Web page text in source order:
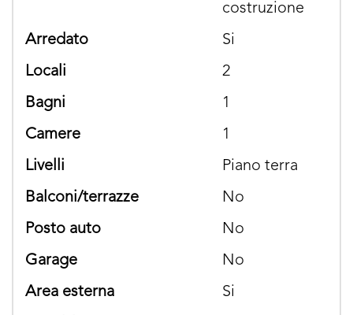
costruzione
arredato
si
locali
2
bagni
1
camere
1
livelli
Piano terra
balconi/terrazze
No
posto auto
No
garage
No
area esterna
si